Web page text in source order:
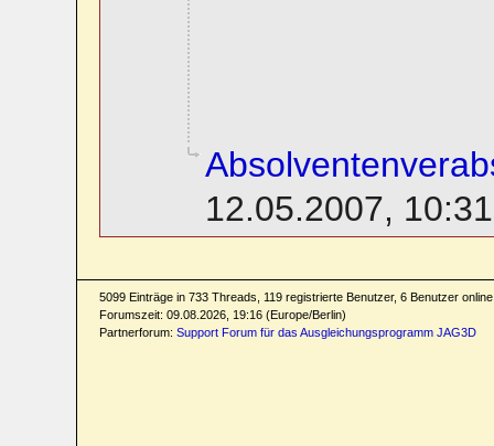
12.05.2007, 10:31
5099 Einträge in 733 Threads, 119 registrierte Benutzer, 6 Benutzer
Forumszeit: 09.08.2026, 19:16 (Europe/Berlin)
Partnerforum: Support Forum für das Ausgleichungsprogramm JAG3D